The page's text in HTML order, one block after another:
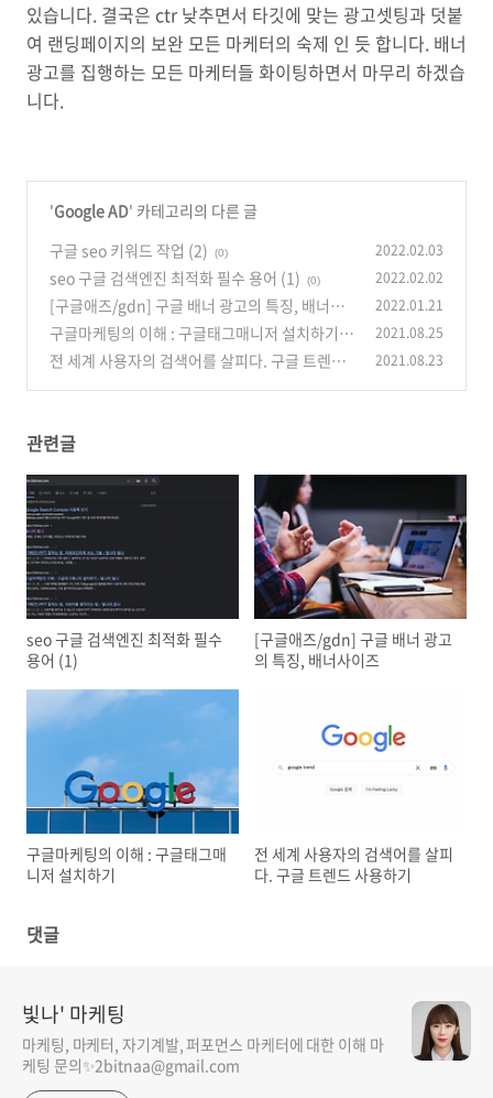
있습니다. 결국은 ctr 낮추면서 타깃에 맞는 광고셋팅과 덧붙
여 랜딩페이지의 보완 모든 마케터의 숙제 인 듯 합니다. 배너
광고를 집행하는 모든 마케터들 화이팅하면서 마무리 하겠습
니다.
'Google AD' 카테고리의 다른 글
구글 seo 키워드 작업 (2)
(0) 2022.02.03
seo 구글 검색엔진 최적화 필수 용어 (1) (0) 2022.02.02
[구글애즈/gdn] 구글 배너 광고의 특징, 배너사
이즈
(0)
2022.01.21
구글마케팅의 이해 : 구글태그매니저 설치하기
(0)
2021.08.25
전 세계 사용자의 검색어를 살피다. 구글 트렌드
2021.08.23
관련글
seo 구글 검색엔진 최적화 필수
용어 (1)
[구글애즈/gdn] 구글 배너 광고
의 특징, 배너사이즈
구글마케팅의 이해 : 구글태그매
니저 설치하기
전 세계 사용자의 검색어를 살피
다. 구글 트렌드 사용하기
댓글
빛나' 마케팅
마케팅, 마케터, 자기계발, 퍼포먼스 마케터에 대한 이해 마
케팅 문의✨2bitnaa@gmail.com